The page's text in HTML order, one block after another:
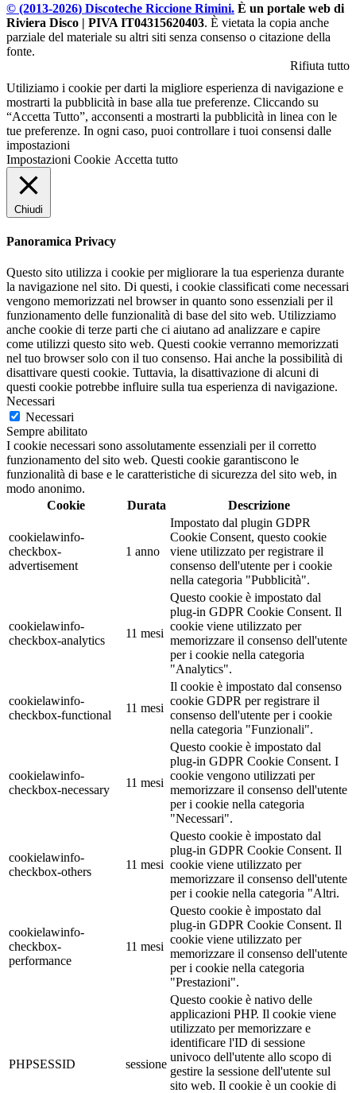
© (2013-2026) Discoteche Riccione Rimini. È un portale web di
Riviera Disco | PIVA IT04315620403. È vietata la copia anche
parziale del materiale su altri siti senza consenso o citazione della
fonte.
Rifiuta tutto
Utiliziamo i cookie per darti la migliore esperienza di navigazione e
mostrarti la pubblicità in base alla tue preferenze. Cliccando su
“Accetta Tutto”, acconsenti a mostrarti la pubblicità in linea con le
tue preferenze. In ogni caso, puoi controllare i tuoi consensi dalle
impostazioni
Impostazioni Cookie Accetta tutto
Chiudi
Panoramica Privacy
Questo sito utilizza i cookie per migliorare la tua esperienza durante
la navigazione nel sito. Di questi, i cookie classificati come necessari
vengono memorizzati nel browser in quanto sono essenziali per il
funzionamento delle funzionalità di base del sito web. Utilizziamo
anche cookie di terze parti che ci aiutano ad analizzare e capire
come utilizzi questo sito web. Questi cookie verranno memorizzati
nel tuo browser solo con il tuo consenso. Hai anche la possibilità di
disattivare questi cookie. Tuttavia, la disattivazione di alcuni di
questi cookie potrebbe influire sulla tua esperienza di navigazione.
Necessari
Necessari
Sempre abilitato
I cookie necessari sono assolutamente essenziali per il corretto
funzionamento del sito web. Questi cookie garantiscono le
funzionalità di base e le caratteristiche di sicurezza del sito web, in
modo anonimo.
Cookie
Durata Descrizione
cookielawinfo-
checkbox-
advertisement
1 anno
Impostato dal plugin GDPR
Cookie Consent, questo cookie
viene utilizzato per registrare il
consenso dell'utente per i cookie
nella categoria "Pubblicità".
cookielawinfo-
checkbox-analytics
11 mesi
Questo cookie è impostato dal
plug-in GDPR Cookie Consent. Il
cookie viene utilizzato per
memorizzare il consenso dell'utente
per i cookie nella categoria
"Analytics".
cookielawinfo-
checkbox-functional
11 mesi
Il cookie è impostato dal consenso
cookie GDPR per registrare il
consenso dell'utente per i cookie
nella categoria "Funzionali".
cookielawinfo-
checkbox-necessary
11 mesi
Questo cookie è impostato dal
plug-in GDPR Cookie Consent. I
cookie vengono utilizzati per
memorizzare il consenso dell'utente
per i cookie nella categoria
"Necessari".
cookielawinfo-
checkbox-others
11 mesi
Questo cookie è impostato dal
plug-in GDPR Cookie Consent. Il
cookie viene utilizzato per
memorizzare il consenso dell'utente
per i cookie nella categoria "Altri.
cookielawinfo-
checkbox-
performance
11 mesi
Questo cookie è impostato dal
plug-in GDPR Cookie Consent. Il
cookie viene utilizzato per
memorizzare il consenso dell'utente
per i cookie nella categoria
"Prestazioni".
PHPSESSID sessione
Questo cookie è nativo delle
applicazioni PHP. Il cookie viene
utilizzato per memorizzare e
identificare l'ID di sessione
univoco dell'utente allo scopo di
gestire la sessione dell'utente sul
sito web. Il cookie è un cookie di